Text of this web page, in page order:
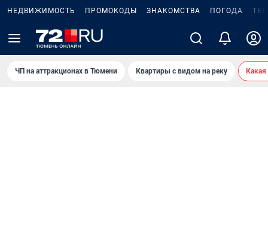
НЕДВИЖИМОСТЬ ПРОМОКОДЫ ЗНАКОМСТВА ПОГОДА
ЧП на аттракционах в Тюмени Квартиры с видом на реку